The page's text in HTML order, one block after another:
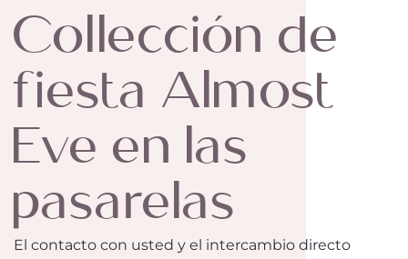
Collección de
fiesta Almost
Eve en las
pasarelas
El contacto con usted y el intercambio directo